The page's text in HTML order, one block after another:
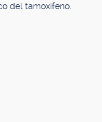
del tamoxifeno.